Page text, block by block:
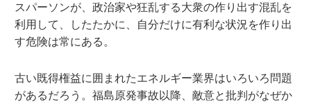
スパーソンが、政治家や狂乱する大衆の作り出す混乱を
利用して、したたかに、自分だけに有利な状況を作り出
す危険は常にある。
古い既得権益に囲まれたエネルギー業界はいろいろ問題
があるだろう。福島原発事故以降、敵意と批判がなぜか